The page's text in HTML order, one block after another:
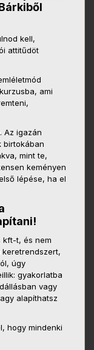
kell,
attitűdöt
ami
Az igazán
birtokában
mint te,
keményen
lépése, ha el
kft-t, és nem
úgy
gyakorlatba
vagy
alapíthatsz
hogy mindenki